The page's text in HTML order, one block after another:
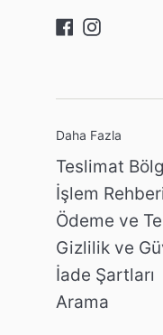
Facebook
Daha Fazla
Teslimat
İşlem
Ödeme ve
Gizlilik ve
İade Şartları
Arama